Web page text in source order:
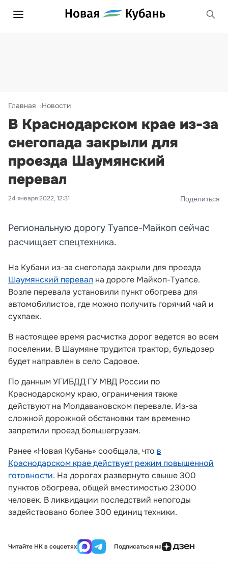
Главная Новости
В Краснодарском крае из-за
снегопада закрыли для
проезда Шаумянский
перевал
24 января 2022, 12:31 Поделиться
Региональную дорогу Туапсе-Майкоп сейчас
расчищает спецтехника.
На Кубани из-за снегопада закрыли для проезда
Шаумянский перевал на дороге Майкоп-Туапсе.
Возле перевала установили пункт обогрева для
автомобилистов, где можно получить горячий чай и
сухпаек.
В настоящее время расчистка дорог ведется во всем
поселении. В Шаумяне трудится трактор, бульдозер
будет направлен в село Садовое.
По данным УГИБДД ГУ МВД России по
Краснодарскому краю, ограничения также
действуют на Молдавановском перевале. Из-за
сложной дорожной обстановки там временно
запретили проезд большегрузам.
Ранее «Новая Кубань» сообщала, что в
Краснодарском крае действует режим повышенной
готовности. На дорогах развернуто свыше 300
пунктов обогрева, общей вместимостью 23000
человек. В ликвидации последствий непогоды
задействовано более 300 единиц техники.
Читайте НК в соцсетях Подписаться на